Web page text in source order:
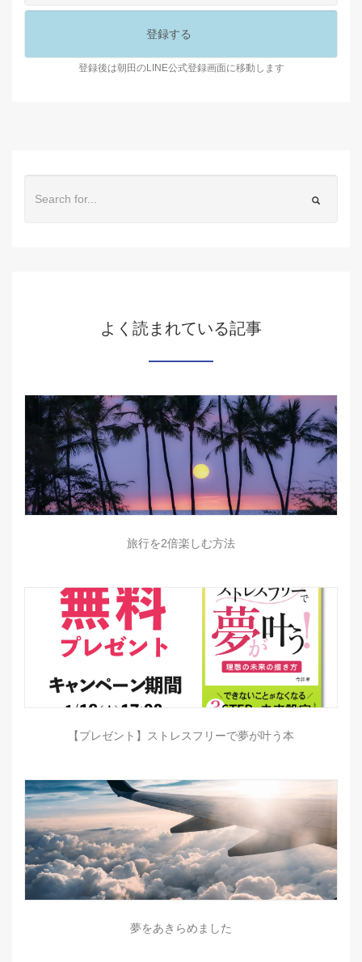
登録後は朝田のLINE公式登録画面に移動します
よく読まれている記事
旅行を2倍楽しむ方法
【プレゼント】ストレスフリーで夢が叶う本
夢をあきらめました